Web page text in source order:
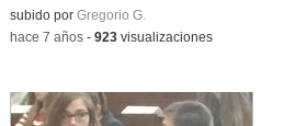
subido por Gregorio G.
-hace 7 años- 923visualizaciones